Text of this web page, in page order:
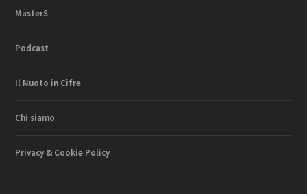
MasterS
Podcast
Il Nuoto in Cifre
Chi siamo
Privacy & Cookie Policy